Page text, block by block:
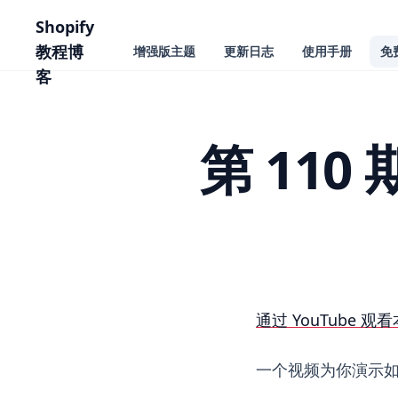
要内容Shopify
教程博
客
增强版主题 更新日志 使用手册 免
第 110
第 110 期 Shopify 如
通过 YouTube 观
一个视频为你演示